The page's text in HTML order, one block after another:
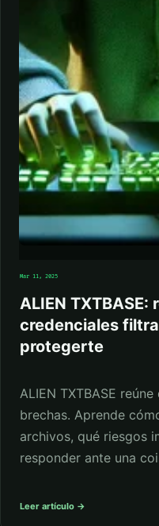
Mar 11, 2025
ALIEN
credenciales
protegerte
ALIEN TXTBASE
brechas. Aprende
archivos, qué riesgos
responder ante una
Leer artículo →